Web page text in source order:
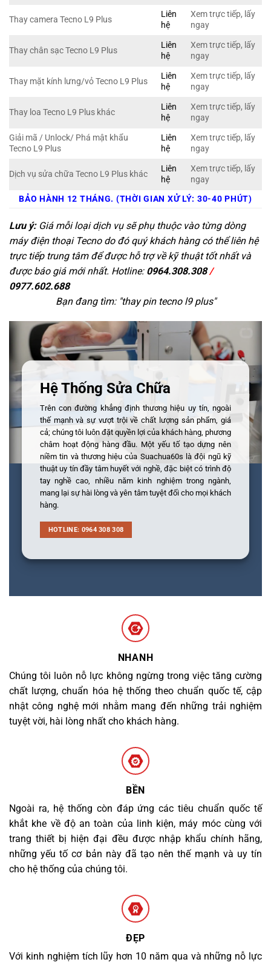
Thay camera Tecno L9 Plus
Liên
hệ
Xem trực tiếp, lấy
ngay
Thay chân sạc Tecno L9 Plus
Liên
hệ
Xem trực tiếp, lấy
ngay
Thay mặt kính lưng/vỏ Tecno L9 Plus
Liên
hệ
Xem trực tiếp, lấy
ngay
Thay loa Tecno L9 Plus khác
Liên
hệ
Xem trực tiếp, lấy
ngay
Giải mã / Unlock/ Phá mật khẩu
Tecno L9 Plus
Liên
hệ
Xem trực tiếp, lấy
ngay
Dịch vụ sửa chữa Tecno L9 Plus khác
Liên
hệ
Xem trực tiếp, lấy
ngay
BẢO HÀNH 12 THÁNG. (THỜI GIAN XỬ LÝ: 30-40 PHÚT)
Lưu ý:Giá mỗi loại dịch vụ sẽ phụ thuộc vào từng dòng
máy điện thoại Tecno do đó quý khách hàng có thể liên hệ
trực tiếp trung tâm để được hỗ trợ về kỹ thuật tốt nhất và
được báo giá mới nhất. Hotline: 0964.308.308/
0977.602.688
Bạn đang tìm: "thay pin tecno l9 plus"
Hệ Thống Sửa Chữa
Trên con đường khẳng định thương hiệu uy tín, ngoài
thế mạnh và sự vượt trội về chất lượng sản phẩm, giá
cả; chúng tôi luôn đặt quyền lợi của khách hàng, phương
châm hoạt động hàng đầu. Một yếu tố tạo dựng nên
niềm tin và thương hiệu của Suachua60s là đội ngũ kỹ
thuật uy tín đầy tâm huyết với nghề, đặc biệt có trình độ
tay nghề cao, nhiều năm kinh nghiệm trong ngành,
mang lại sự hài lòng và yên tâm tuyệt đối cho mọi khách
hàng.
HOTLINE: 0964 308 308
NHANH
Chúng tôi luôn nỗ lực không ngừng trong việc tăng cường
chất lượng, chuẩn hóa hệ thống theo chuẩn quốc tế, cập
nhật công nghệ mới nhằm mang đến những trải nghiệm
tuyệt vời, hài lòng nhất cho khách hàng.
BỀN
Ngoài ra, hệ thống còn đáp ứng các tiêu chuẩn quốc tế
khắt khe về độ an toàn của linh kiện, máy móc cùng với
trang thiết bị hiện đại đều được nhập khẩu chính hãng,
những yếu tố cơ bản này đã tạo nên thế mạnh và uy tín
cho hệ thống của chúng tôi.
ĐẸP
Với kinh nghiệm tích lũy hơn 10 năm qua và những nỗ lực